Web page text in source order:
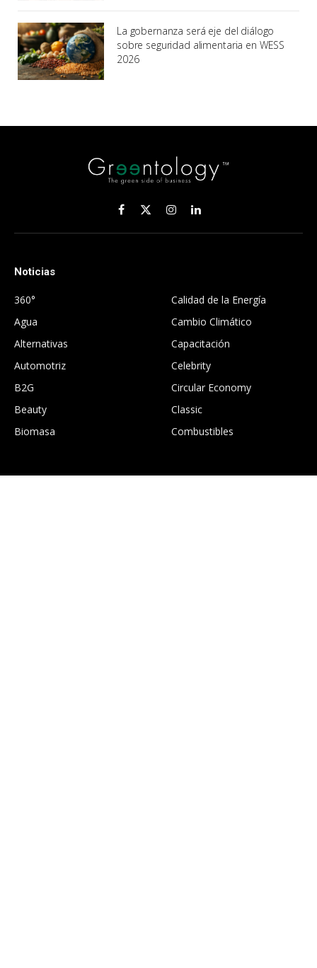
La gobernanza será eje del diálogo
sobre seguridad alimentaria en WESS
2026
Facebook
X
(Twitter)
InstagramLinkedIn
Noticias
360°
Agua
Alternativas
Automotriz
B2G
Beauty
Biomasa
Calidad de la Energía
Cambio Climático
Capacitación
Celebrity
Circular Economy
Classic
Combustibles